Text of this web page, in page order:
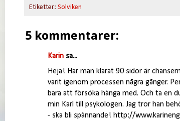
Etiketter: Solviken
5 kommentarer:
Karinsa...
Heja! Har man klarat 90 sidor är
varit igenom processen några gånger.
bara att försöka hänga med. Och ta en
min Karl till psykologen. Jag tror han
- ska bli spännande! http://